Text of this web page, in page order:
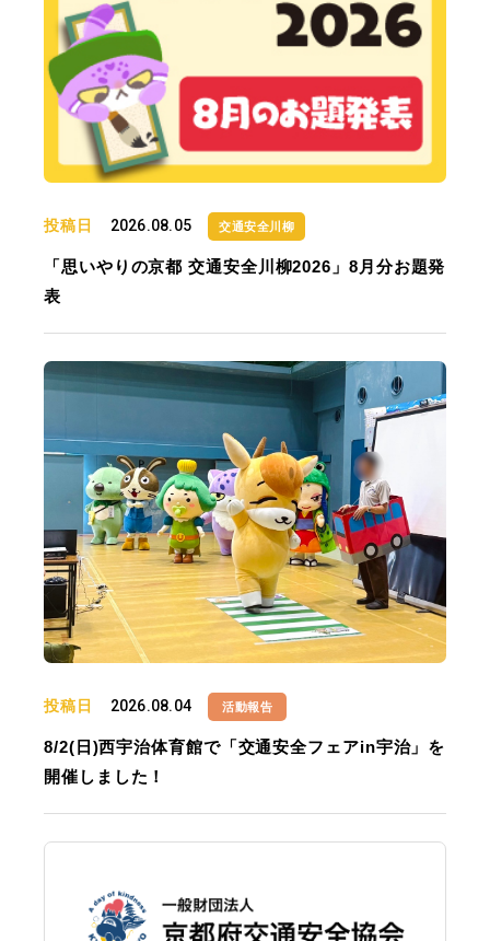
投稿日 2026.08.05 交通安全川柳
「思いやりの京都 交通安全川柳2026」8月分お題発
表
投稿日 2026.08.04 活動報告
8/2(日)西宇治体育館で「交通安全フェアin宇治」を
開催しました！